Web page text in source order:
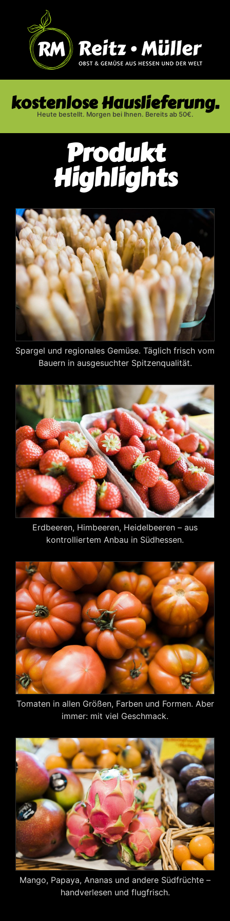
kostenlose Hauslieferung.
Heute bestellt. Morgen bei Ihnen. Bereits ab 50€.
Produkt
Highlights
Spargel und regionales Gemüse. Täglich frisch vom
Bauern in ausgesuchter Spitzenqualität.
Erdbeeren, Himbeeren, Heidelbeeren – aus
kontrolliertem Anbau in Südhessen.
Tomaten in allen Größen, Farben und Formen. Aber
immer: mit viel Geschmack.
Mango, Papaya, Ananas und andere Südfrüchte –
handverlesen und flugfrisch.